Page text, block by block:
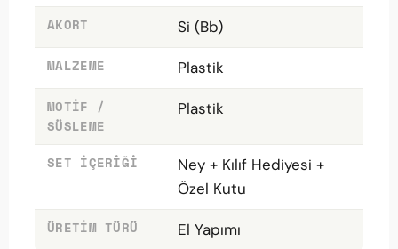
AKORT Si (Bb)
MALZEME Plastik
MOTIF /
SÜSLEME
Plastik
SET İÇERIĞI
Ney + Kılıf Hediyesi +
Özel Kutu
ÜRETIM TÜRÜ El Yapımı